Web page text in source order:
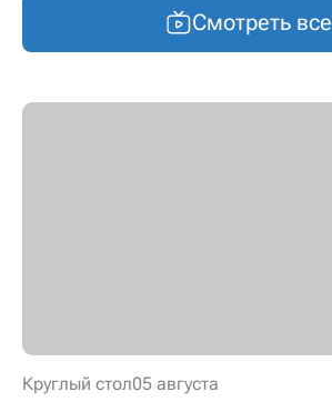
Смотреть все
Круглый стол05 августа